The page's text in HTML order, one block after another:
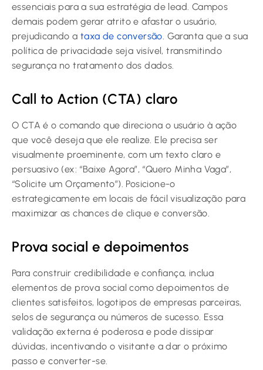
essenciais para a sua estratégia de lead. Campos
demais podem gerar atrito e afastar o usuário,
prejudicando ataxa de conversão . Garanta que a sua
política de privacidade seja visível, transmitindo
segurança no tratamento dos dados.
Call to Action (CTA) claro
O CTA é o comando que direciona o usuário à ação
que você deseja que ele realize. Ele precisa ser
visualmente proeminente, com um texto claro e
persuasivo (ex: “Baixe Agora”, “Quero Minha Vaga”,
“Solicite um Orçamento”). Posicione-o
estrategicamente em locais de fácil visualização para
maximizar as chances de clique e conversão.
Prova social e depoimentos
Para construir credibilidade e confiança, inclua
elementos de prova social como depoimentos de
clientes satisfeitos, logotipos de empresas parceiras,
selos de segurança ou números de sucesso. Essa
validação externa é poderosa e pode dissipar
dúvidas, incentivando o visitante a dar o próximo
passo e converter-se.